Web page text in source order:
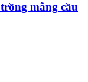
mãng cầu